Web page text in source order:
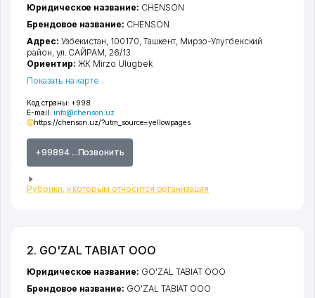
Код страны: +998
E-mail: info@chenson.uz
https://chenson.uz/?utm_source=yellowpages
+99894 ...Позвонить
Рубрики, к которым относится организация
Юридическое название: CHENSON
Брендовое название: CHENSON
Адрес: Узбекистан, 100170, Ташкент Мирзо-Улугбекский
район ул. САЙРАМ , 26/13
Ориентир: ЖК Mirzo Ulugbek
Показать на карте
2. GO'ZAL TABIAT ООО
Юридическое название: GO'ZAL TABIAT ООО
Брендовое название: GO'ZAL TABIAT ООО